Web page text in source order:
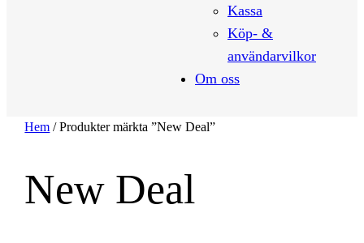
Kassa
Köp- &
användarvilkor
Om oss
Hem / Produkter märkta ”New Deal”
New Deal